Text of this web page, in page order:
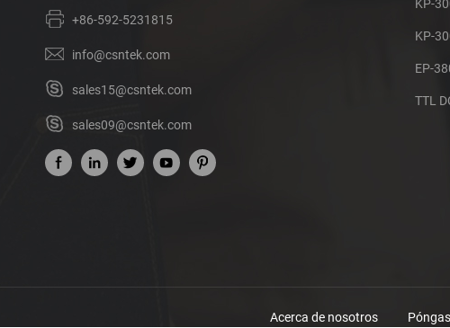
+86-592-5231815
info@csntek.com
sales15@csntek.com
sales09@csntek.com
Acerca de nosotros